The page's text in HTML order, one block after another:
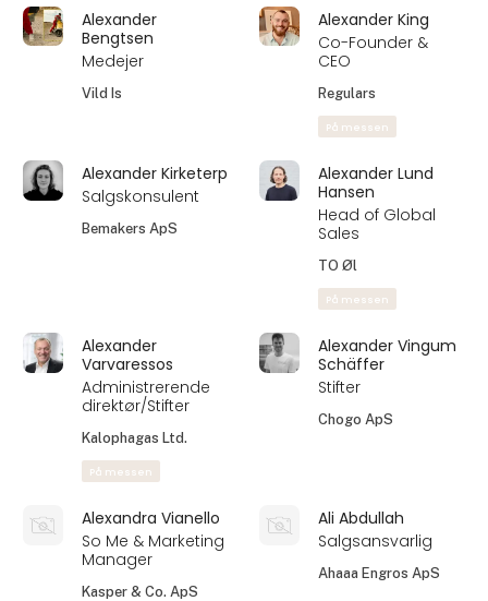
Alexander
Bengtsen
Medejer
Vild Is
Alexander King
Co-Founder &
CEO
Regulars
På messen
Alexander Kirketerp
Salgskonsulent
Bemakers ApS
Alexander Lund
Hansen
Head of Global
Sales
TO Øl
På messen
Alexander
Varvaressos
Administrerende
direktør/Stifter
Kalophagas Ltd.
På messen
Alexander Vingum
Schäffer
Stifter
Chogo ApS
Alexandra Vianello
So Me & Marketing
Manager
Kasper & Co. ApS
Ali Abdullah
Salgsansvarlig
Ahaaa Engros ApS